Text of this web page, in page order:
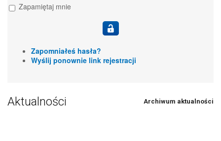
Zapamiętaj mnie
Zapomniałeś hasła?
Wyślij ponownie link rejestracji
Aktualności Archiwum aktualności